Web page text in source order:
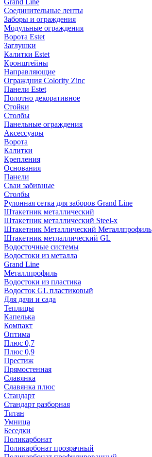
Grand Line
Соединительные ленты
Заборы и ограждения
Модульные ограждения
Ворота Estet
Заглушки
Калитки Estet
Кронштейны
Направляющие
Ограждния Colority Zinc
Панели Estet
Полотно декоративное
Стойки
Столбы
Панельные ограждения
Аксессуары
Ворота
Калитки
Крепления
Основания
Панели
Сваи забивные
Столбы
Рулонная сетка для заборов Grand Line
Штакетник металлический
Штакетник металлический Steel-x
Штакетник Металлический Металлпрофиль
Штакетник метлаллический GL
Водосточные системы
Водостоки из металла
Grand Line
Металлпрофиль
Водостоки из пластика
Водосток GL пластиковый
Для дачи и сада
Теплицы
Капелька
Компакт
Оптима
Плюс 0,7
Плюс 0,9
Престиж
Прямостенная
Славянка
Славянка плюс
Стандарт
Стандарт разборная
Титан
Умница
Беседки
Поликарбонат
Поликарбонат прозрачный